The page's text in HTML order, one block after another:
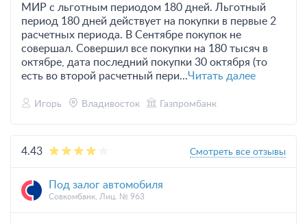
МИР с льготным периодом 180 дней. Льготный
период 180 дней действует на покупки в первые 2
расчетных периода. В Сентябре покупок не
совершал. Совершил все покупки на 180 тысяч в
октябре, дата последний покупки 30 октября (то
есть во второй расчетный пери...Читать далее
Игорь Владивосток Газпромбанк
4.43 Смотреть все отзывы
Под залог автомобиля
Совкомбанк, Лиц. № 963